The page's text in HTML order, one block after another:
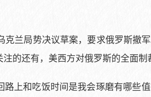
兰局势决议草案，要求俄罗斯撤军
注的还有，美西方对俄罗斯的全面制
上和吃饭时间是我会琢磨有哪些